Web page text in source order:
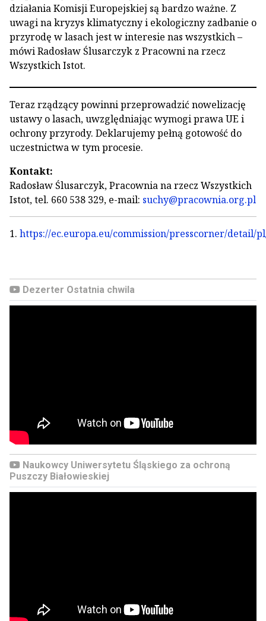
działania Komisji Europejskiej są bardzo ważne. Z
uwagi na kryzys klimatyczny i ekologiczny zadbanie o
przyrodę w lasach jest w interesie nas wszystkich –
mówi Radosław Ślusarczyk z Pracowni na rzecz
Wszystkich Istot.
Teraz rządzący powinni przeprowadzić nowelizację
ustawy o lasach, uwzględniając wymogi prawa UE i
ochrony przyrody. Deklarujemy pełną gotowość do
uczestnictwa w tym procesie.
Kontakt:
Radosław Ślusarczyk, Pracownia na rzecz Wszystkich
Istot, tel. 660 538 329, e-mail: suchy@pracownia.org.pl
1. https://ec.europa.eu/commission/presscorner/detail/
Dezerter Ostatnia chwila
Naukowcy Uniwersytetu Śląskiego za ochroną
Puszczy Białowieskiej